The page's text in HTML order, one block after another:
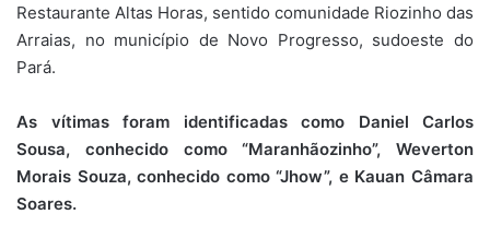
Restaurante Altas Horas, sentido comunidade Riozinho das
Arraias, no município de Novo Progresso, sudoeste do
Pará.
As vítimas foram identificadas como Daniel Carlos
Sousa, conhecido como “Maranhãozinho”, Weverton
Morais Souza, conhecido como “Jhow”, e Kauan Câmara
Soares.